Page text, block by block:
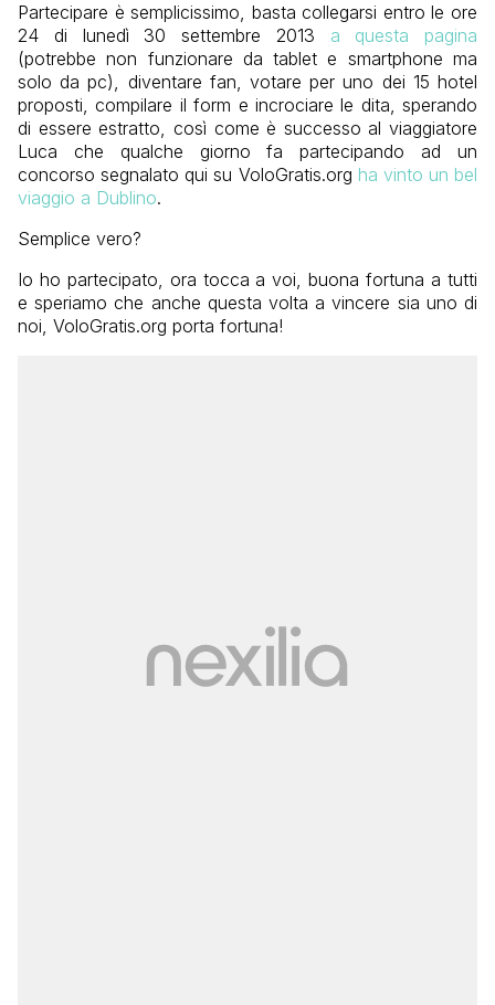
Partecipare è semplicissimo, basta collegarsi entro le ore
24 di lunedì 30 settembre 2013 a questa pagina
(potrebbe non funzionare da tablet e smartphone ma
solo da pc), diventare fan, votare per uno dei 15 hotel
proposti, compilare il form e incrociare le dita, sperando
di essere estratto, così come è successo al viaggiatore
Luca che qualche giorno fa partecipando ad un
concorso segnalato qui su VoloGratis.org ha vinto un bel
viaggio a Dublino.
Semplice vero?
Io ho partecipato, ora tocca a voi, buona fortuna a tutti
e speriamo che anche questa volta a vincere sia uno di
noi, VoloGratis.org porta fortuna!